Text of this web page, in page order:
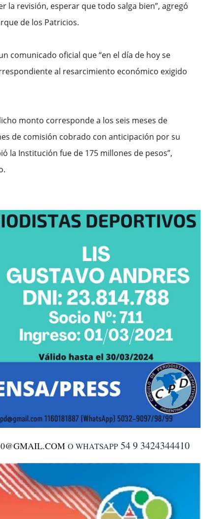
la revisión, esperar que todo salga bien”, agregó
de los Patricios.
comunicado oficial que “en el día de hoy se
al resarcimiento económico exigido
monto corresponde a los seis meses de
de comisión cobrado con anticipación por su
la Institución fue de 175 millones de pesos”,
O WHATSAPP 54 9 3424344410